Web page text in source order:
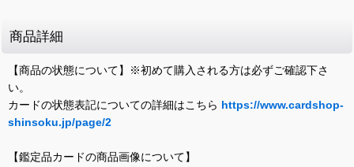
商品詳細
【商品の状態について】※初めて購入される方は必ずご確認下さ
い。
カードの状態表記についての詳細はこちら https://www.cardshop-
shinsoku.jp/page/2
【鑑定品カードの商品画像について】